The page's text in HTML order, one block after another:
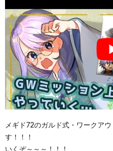
メギド72のガルド式・ワークア
す！！！
いくぞ～～～！！！